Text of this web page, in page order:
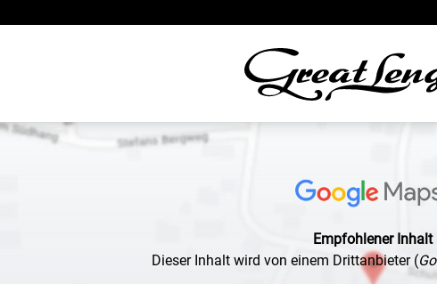
Empfohlener Inhalt
Dieser Inhalt wird von einem Drittanbieter (